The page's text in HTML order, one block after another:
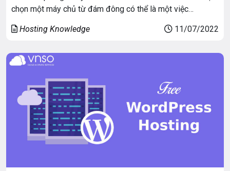
chọn một máy chủ từ đám đông có thể là một việc
WordPress Hosting hoạt động tốt nhất khi nó ở […]
Hosting Knowledge 11/07/2022